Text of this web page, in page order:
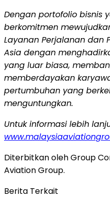
Dengan portofolio bisnis
berkomitmen
Layanan Perjalanan dan
Asia dengan
yang luar biasa,
memberdayakan
pertumbuhan yang
menguntungkan.
Untuk informasi lebih
Diterbitkan oleh Group
Aviation Group.
Berita Terkait